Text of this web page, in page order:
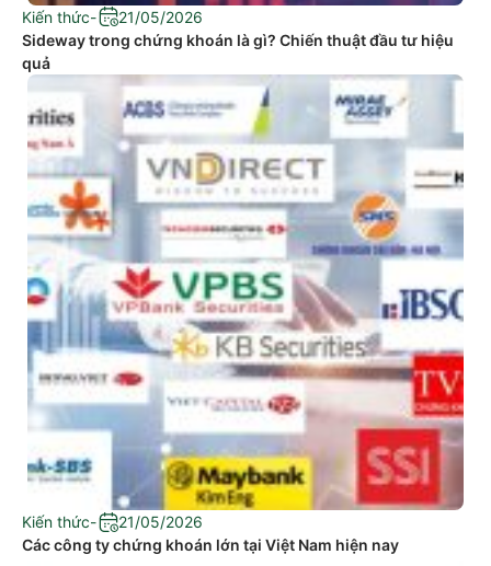
Kiến thức-
21/05/2026
Sideway trong chứng khoán là gì? Chiến thuật đầu tư hiệu
quả
Kiến thức-
21/05/2026
Các công ty chứng khoán lớn tại Việt Nam hiện nay